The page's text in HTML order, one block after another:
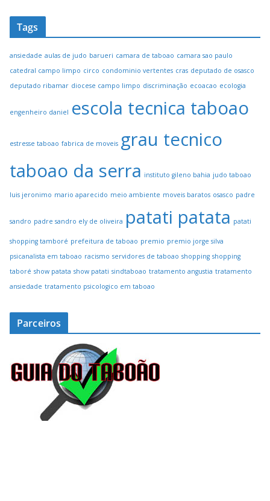
Tags
ansiedade aulas de judo barueri camara de taboao camara sao paulo
catedral campo limpo circo condominio vertentes cras deputado de osasco
deputado ribamar diocese campo limpo discriminação ecoacao ecologia
engenheiro daniel escola tecnica taboao
estresse taboao fabrica de moveis grau tecnico
taboao da serra instituto gileno bahia judo taboao
luis jeronimo mario aparecido meio ambiente moveis baratos osasco padre
sandro padre sandro ely de oliveira patati patata patati
shopping tamboré prefeitura de taboao premio premio jorge silva
psicanalista em taboao racismo servidores de taboao shopping shopping
taboré show patata show patati sindtaboao tratamento angustia tratamento
ansiedade tratamento psicologico em taboao
Parceiros